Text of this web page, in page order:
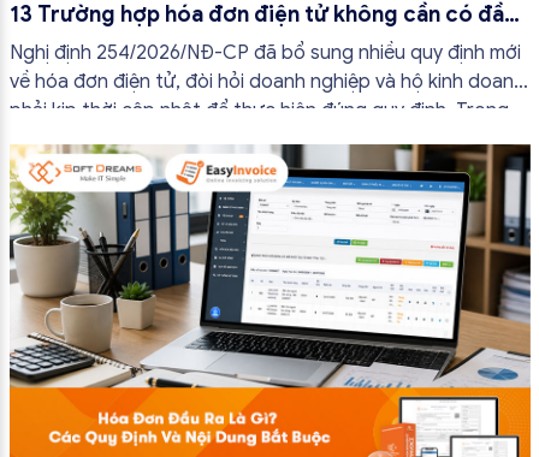
13 Trường hợp hóa đơn điện tử không cần có đầy
đủ nội dung từ 01/7/2026
Nghị định 254/2026/NĐ-CP đã bổ sung nhiều quy định mới
về hóa đơn điện tử, đòi hỏi doanh nghiệp và hộ kinh doanh
phải kịp thời cập nhật để thực hiện đúng quy định. Trong
bài viết này, hóa đơn điện tử EasyInvoice sẽ chia sẻ 13
trường hợp hóa đơn điện tử không cần […]